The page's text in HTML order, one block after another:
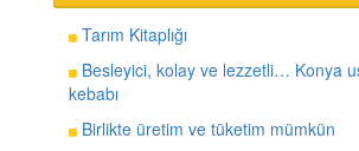
Tarım Kitaplığı
Besleyici, kolay ve lezzetli… Konya
kebabı
Birlikte üretim ve tüketim mümkün